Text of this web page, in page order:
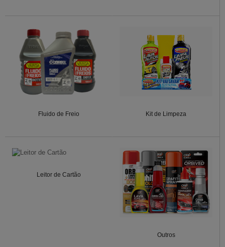
Fluido de Freio Kit de Limpeza
Leitor de Cartão
Outros